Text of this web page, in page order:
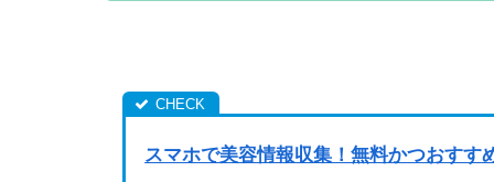
スマホで美容情報収集！無料かつおすす